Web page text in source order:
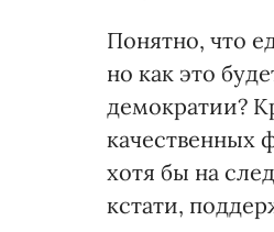
Понятно, что
но как это
демократии?
качественных
хотя бы на
кстати,